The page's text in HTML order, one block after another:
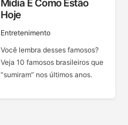
Mídia E Como Estão
Hoje
Entretenimento
Você lembra desses famosos?
Veja 10 famosos brasileiros que
“sumiram” nos últimos anos.